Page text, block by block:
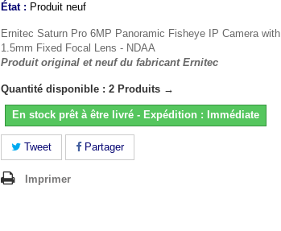
État : Produit neuf
Ernitec Saturn Pro 6MP Panoramic Fisheye IP Camera with
1.5mm Fixed Focal Lens - NDAA
Produit original et neuf du fabricant Ernitec
Quantité disponible : 2 Produits →
En stock prêt à être livré - Expédition : Immédiate
Tweet Partager
Imprimer